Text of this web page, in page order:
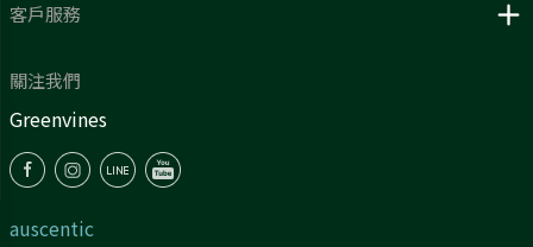
客戶服務
關注我們
Greenvines
auscentic